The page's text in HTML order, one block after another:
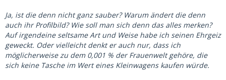
Ja, ist die denn nicht ganz sauber? Warum ändert die denn
auch ihr Profilbild? Wie soll man sich denn das alles merken?
Auf irgendeine seltsame Art und Weise habe ich seinen Ehrgeiz
geweckt. Oder vielleicht denkt er auch nur, dass ich
möglicherweise zu dem 0,001 % der Frauenwelt gehöre, die
sich keine Tasche im Wert eines Kleinwagens kaufen würde.